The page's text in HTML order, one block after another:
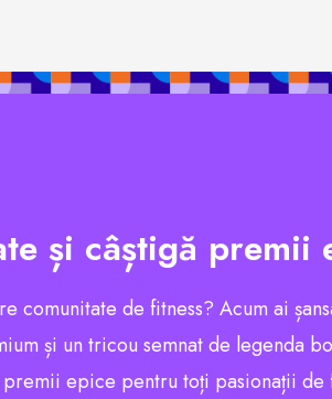
și câștigă premii
comunitate de fitness? Acum ai
și un tricou semnat de legenda
epice pentru toți pasionații de